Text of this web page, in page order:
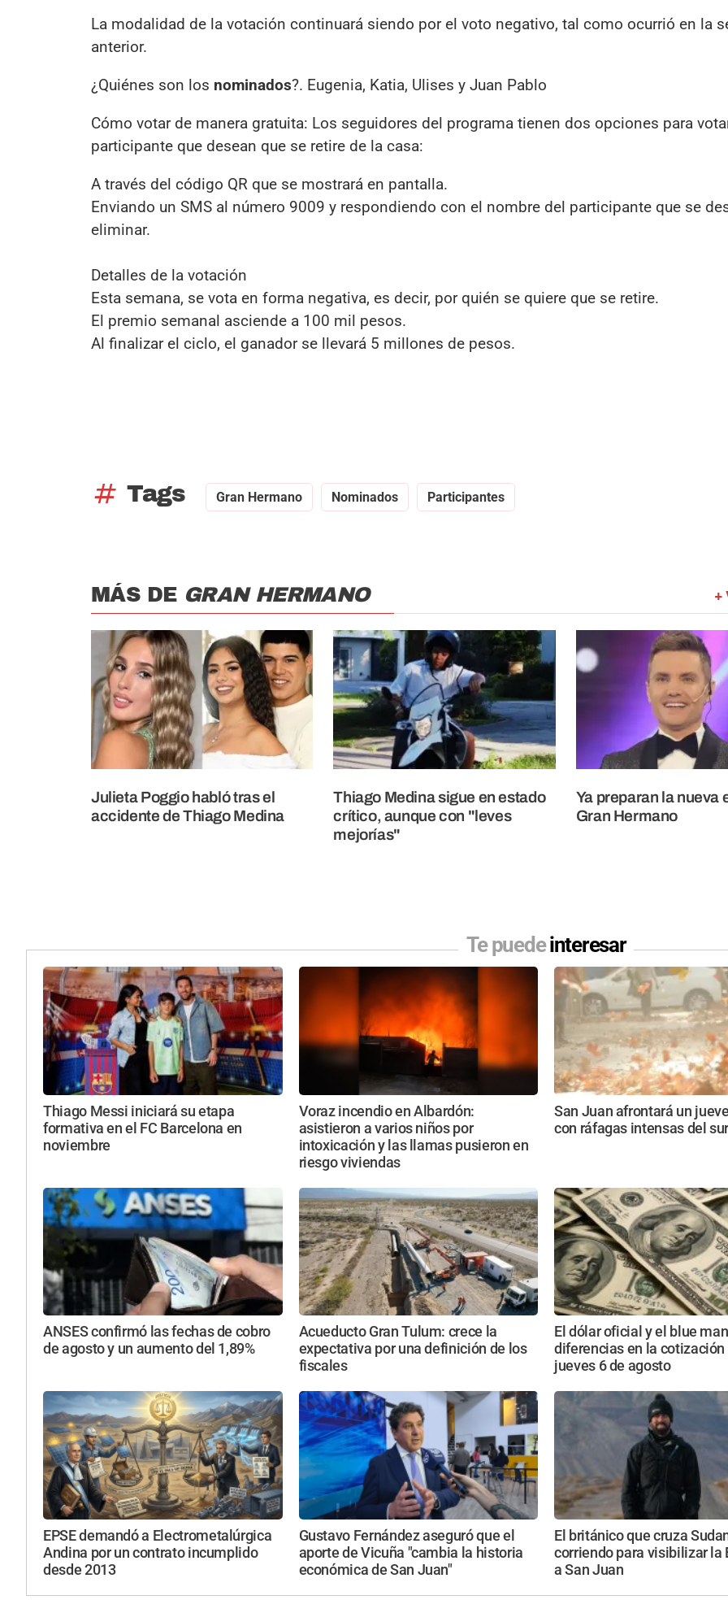
La modalidad de la votación continuará siendo por el voto negativo, tal como ocurrió en la
anterior.
¿Quiénes son los nominados?. Eugenia, Katia, Ulises y Juan Pablo
Cómo votar de manera gratuita: Los seguidores del programa tienen dos opciones para
participante que desean que se retire de la casa:
A través del código QR que se mostrará en pantalla.
Enviando un SMS al número 9009 y respondiendo con el nombre del participante que se
eliminar.
Detalles de la votación
Esta semana, se vota en forma negativa, es decir, por quién se quiere que se retire.
El premio semanal asciende a 100 mil pesos.
Al finalizar el ciclo, el ganador se llevará 5 millones de pesos.
tag Tags Gran Hermano Nominados Participantes
+
MÁS DE GRAN HERMANO
Julieta Poggio habló tras el
accidente de Thiago Medina
Thiago Medina sigue en estado
crítico, aunque con "leves
mejorías"
Ya preparan la nueva
Gran Hermano
Te puedeinteresar
Thiago Messi iniciará su etapa
formativa en el FC Barcelona en
noviembre
Voraz incendio en Albardón:
asistieron a varios niños por
intoxicación y las llamas pusieron en
riesgo viviendas
San Juan afrontará un
con ráfagas intensas del
ANSES confirmó las fechas de cobro
de agosto y un aumento del 1,89%
Acueducto Gran Tulum: crece la
expectativa por una definición de los
fiscales
El dólar oficial y el blue
diferencias en la cotización
jueves 6 de agosto
EPSE demandó a Electrometalúrgica
Andina por un contrato incumplido
desde 2013
Gustavo Fernández aseguró que el
aporte de Vicuña "cambia la historia
económica de San Juan"
El británico que cruza
corriendo para visibilizar la
a San Juan